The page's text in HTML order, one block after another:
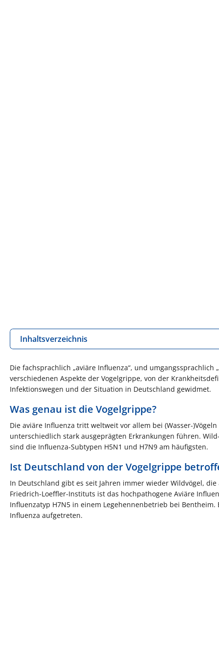
Inhaltsverzeichnis
Die fachsprachlich „aviäre Influenza“, und
verschiedenen Aspekte der Vogelgrippe, von der
Infektionswegen und der Situation in Deutschland gewidmet.
Was genau ist die Vogelgrippe?
Die aviäre Influenza tritt weltweit vor allem bei (Wasser-
unterschiedlich stark ausgeprägten Erkrankungen führen.
sind die Influenza-Subtypen H5N1 und H7N9 am häufigsten.
Ist Deutschland von der Vogelgrippe
In Deutschland gibt es seit Jahren immer wieder Wildvögel,
Friedrich-Loeffler-Instituts ist das hochpathogene Aviäre
Influenzatyp H7N5 in einem Legehennenbetrieb bei
Influenza aufgetreten.